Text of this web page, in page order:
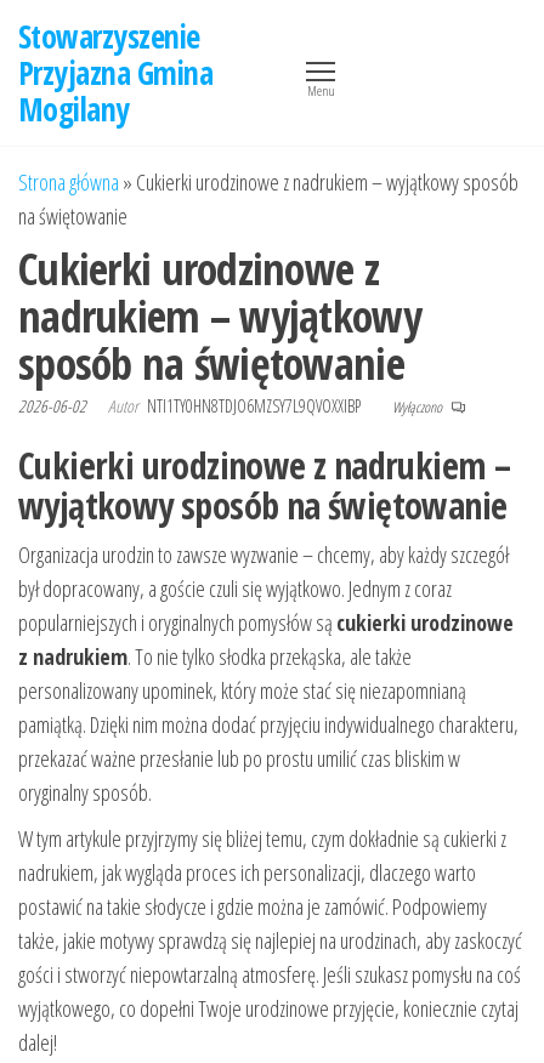
treści
Stowarzyszenie
Przyjazna Gmina
Mogilany
Menu
Strona główna » Cukierki urodzinowe z nadrukiem – wyjątkowy sposób
na świętowanie
Cukierki urodzinowe z
nadrukiem – wyjątkowy
sposób na świętowanie
2026-06-02 Autor NTI1TY0HN8TDJO6MZSY7L9QVOXXIBP Wyłączono
Cukierki urodzinowe z nadrukiem –
wyjątkowy sposób na świętowanie
Organizacja urodzin to zawsze wyzwanie – chcemy, aby każdy szczegół
był dopracowany, a goście czuli się wyjątkowo. Jednym z coraz
popularniejszych i oryginalnych pomysłów są cukierki urodzinowe
z nadrukiem. To nie tylko słodka przekąska, ale także
personalizowany upominek, który może stać się niezapomnianą
pamiątką. Dzięki nim można dodać przyjęciu indywidualnego charakteru,
przekazać ważne przesłanie lub po prostu umilić czas bliskim w
oryginalny sposób.
W tym artykule przyjrzymy się bliżej temu, czym dokładnie są cukierki z
nadrukiem, jak wygląda proces ich personalizacji, dlaczego warto
postawić na takie słodycze i gdzie można je zamówić. Podpowiemy
także, jakie motywy sprawdzą się najlepiej na urodzinach, aby zaskoczyć
gości i stworzyć niepowtarzalną atmosferę. Jeśli szukasz pomysłu na coś
wyjątkowego, co dopełni Twoje urodzinowe przyjęcie, koniecznie czytaj
dalej!